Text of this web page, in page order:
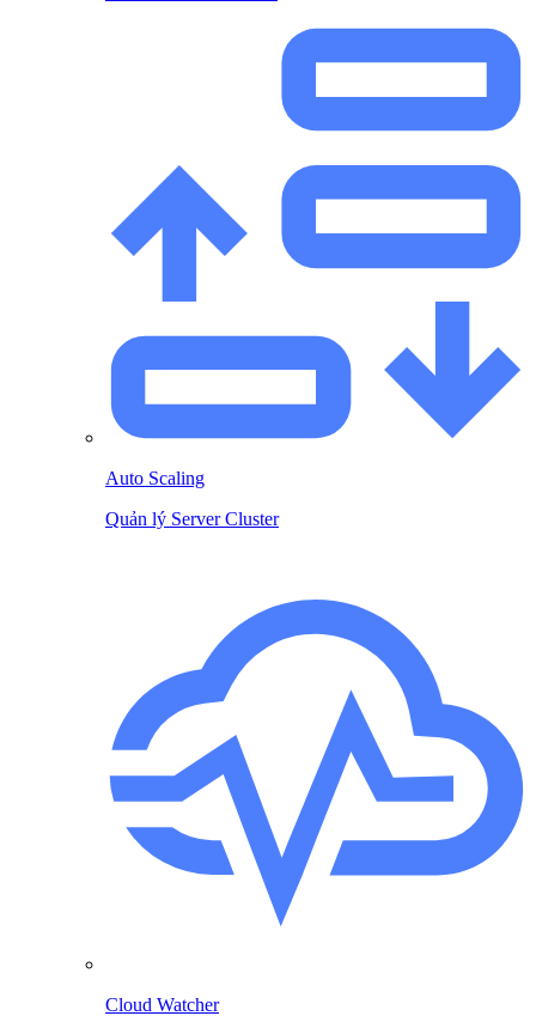
Auto Scaling
Quản lý Server Cluster
Cloud Watcher